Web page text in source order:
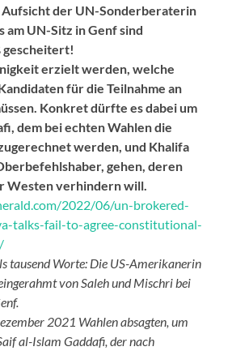
der UN-Sonderberaterin
am UN-Sitz in Genf sind
gescheitert!
erzielt werden, welche
für die Teilnahme an
Konkret dürfte es dabei um
dem bei echten Wahlen die
werden, und Khalifa
gehen, deren
Westen verhindern will.
2022/06/un-brokered-
talks-fail-to-agree-constitutional-
tausend Worte: Die US-Amerikanerin
von Saleh und Mischri bei
2021 Wahlen absagten, um
al-Islam Gaddafi, der nach